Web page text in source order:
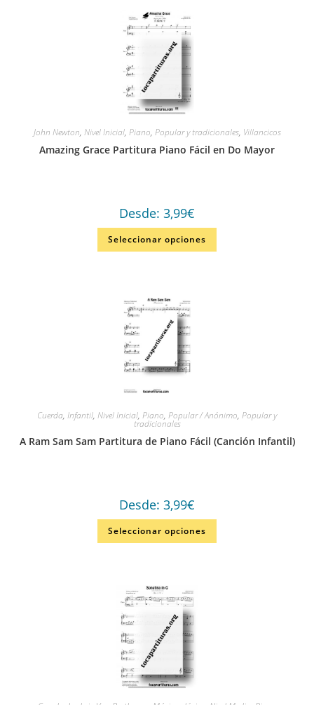
John Newton, Nivel Inicial, Piano, Popular y tradicionales, Villancicos
Amazing Grace Partitura Piano Fácil en Do Mayor
Desde: 3,99€
Seleccionar opciones
Cuerda, Infantil, Nivel Inicial, Piano, Popular / Anónimo, Popular y
tradicionales
A Ram Sam Sam Partitura de Piano Fácil (Canción Infantil)
Desde: 3,99€
Seleccionar opciones